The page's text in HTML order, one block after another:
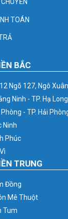
TOÁN
BẮC
Ngõ 127, Ngô
Ninh - TP. Hạ Long
- TP. Hải
Ninh
Phúc
TRUNG
Đồng
Mê Thuột
Tum